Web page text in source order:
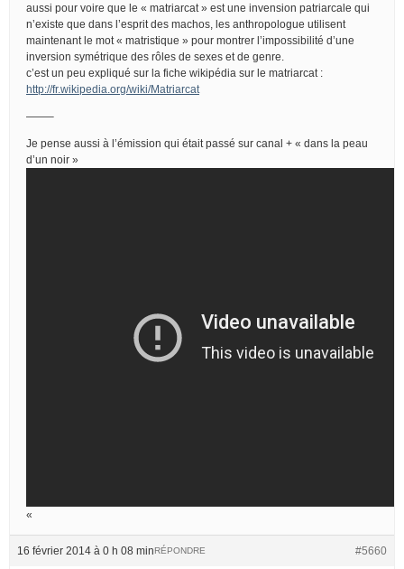
aussi pour voire que le « matriarcat » est une invension patriarcale qui
n’existe que dans l’esprit des machos, les anthropologue utilisent
maintenant le mot « matristique » pour montrer l’impossibilité d’une
inversion symétrique des rôles de sexes et de genre.
c’est un peu expliqué sur la fiche wikipédia sur le matriarcat :
http://fr.wikipedia.org/wiki/Matriarcat
——–
Je pense aussi à l’émission qui était passé sur canal + « dans la peau
d’un noir »
«
16 février 2014 à 0 h 08 min #5660
RÉPONDRE